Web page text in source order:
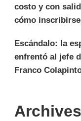
costo y con
cómo inscribirse
Escándalo: la
enfrentó al jefe
Franco
Archives